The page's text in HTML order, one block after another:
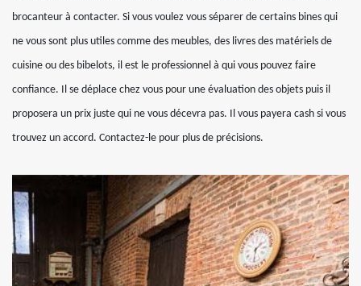
brocanteur à contacter. Si vous voulez vous séparer de certains bines qui
ne vous sont plus utiles comme des meubles, des livres des matériels de
cuisine ou des bibelots, il est le professionnel à qui vous pouvez faire
confiance. Il se déplace chez vous pour une évaluation des objets puis il
proposera un prix juste qui ne vous décevra pas. Il vous payera cash si vous
trouvez un accord. Contactez-le pour plus de précisions.